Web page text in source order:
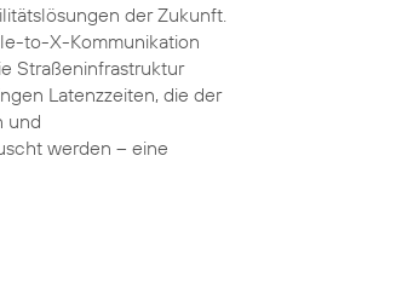
der Zukunft.
to-X-Kommunikation
Straßeninfrastruktur
Latenzzeiten, die der
und
werden – eine